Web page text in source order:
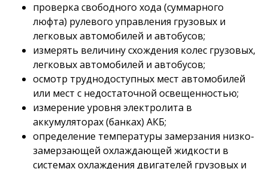
проверка свободного хода (суммарного
люфта) рулевого управления грузовых и
легковых автомобилей и автобусов;
измерять величину схождения колес грузовых,
легковых автомобилей и автобусов;
осмотр труднодоступных мест автомобилей
или мест с недостаточной освещенностью;
измерение уровня электролита в
аккумуляторах (банках) АКБ;
определение температуры замерзания низко-
замерзающей охлаждающей жидкости в
системах охлаждения двигателей грузовых и